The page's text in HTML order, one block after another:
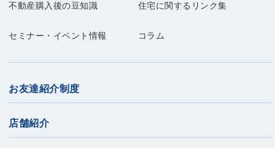
不動産購入後の豆知識 住宅に関するリンク集
セミナー・イベント情報 コラム
お友達紹介制度
店舗紹介